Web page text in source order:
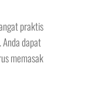
praktis
dapat
memasak